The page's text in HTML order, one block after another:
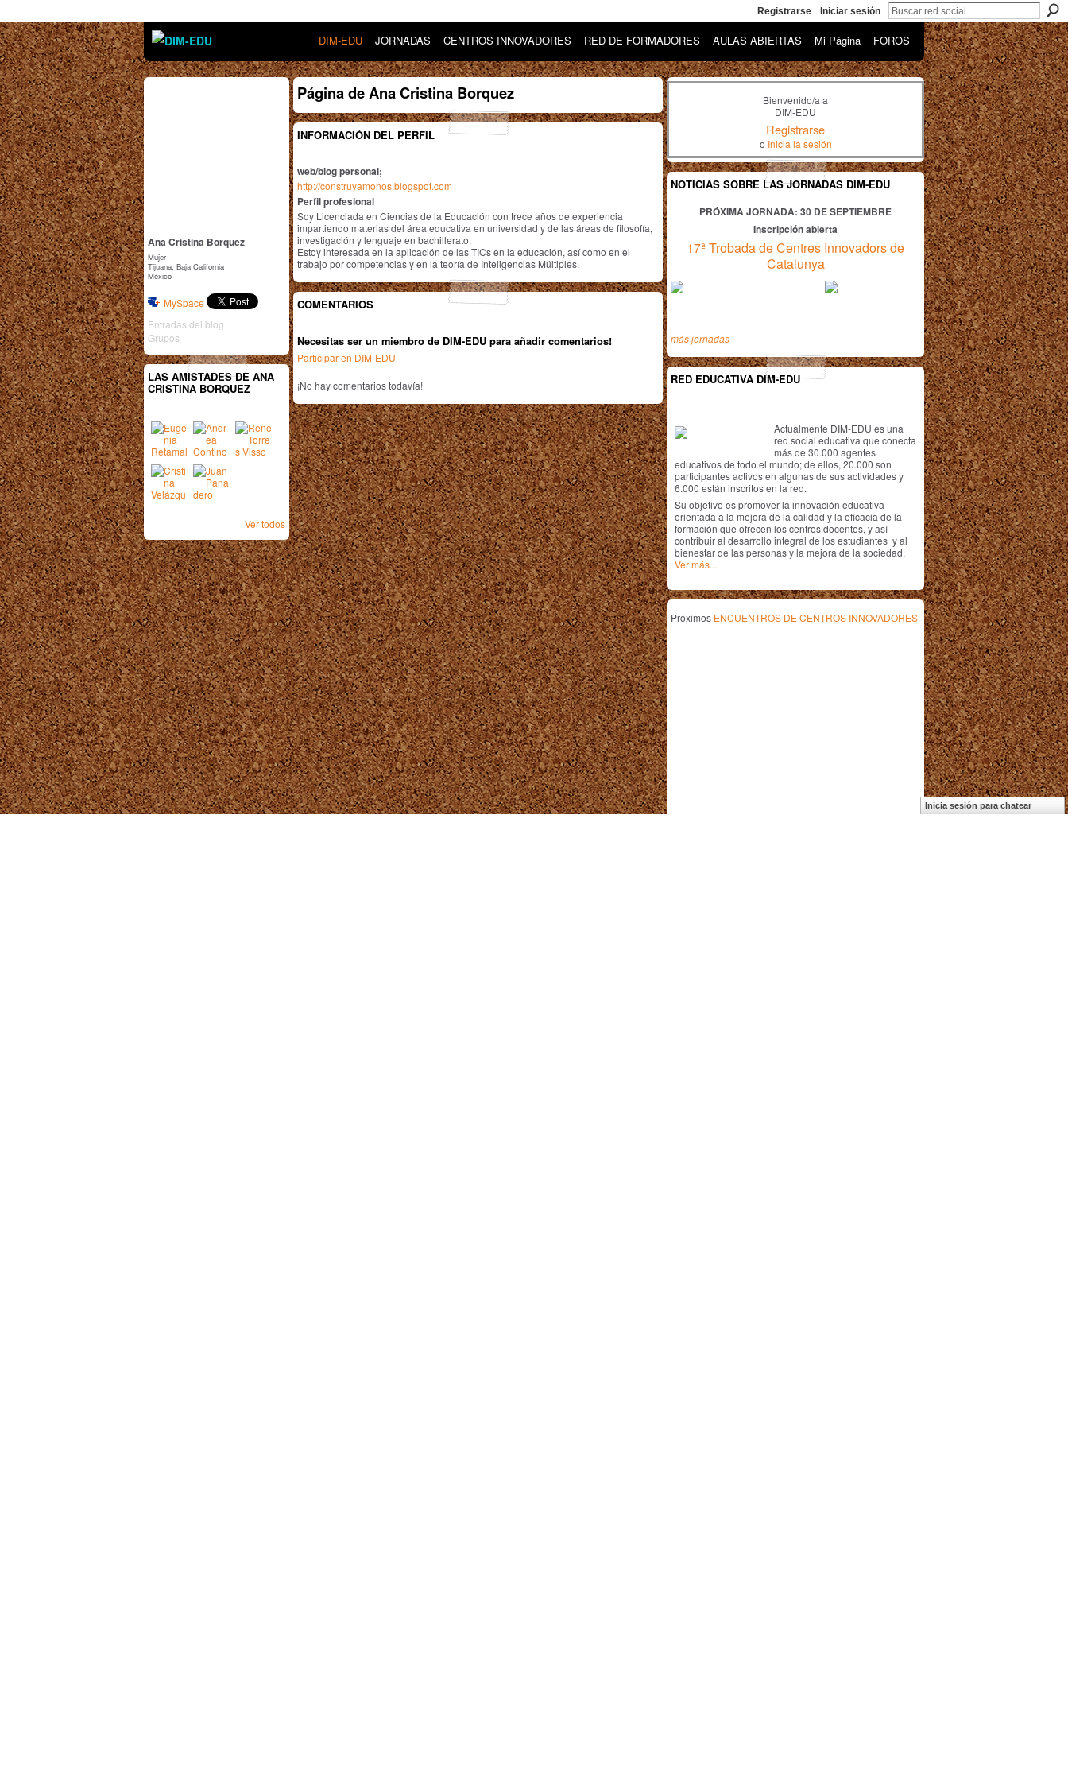
Registrarse Iniciar sesión
DIM-EDU JORNADAS CENTROS INNOVADORES RED DE FORMADORES AULAS ABIERTAS Mi Página FOROS
Ana Cristina Borquez
Mujer
Tijuana, Baja California
México
MySpace
Entradas del blog
Grupos
LAS AMISTADES DE ANA
CRISTINA BORQUEZ
Ver todos
Página de Ana Cristina Borquez
INFORMACIÓN DEL PERFIL
web/blog personal;
http://construyamonos.blogspot.com
Perfil profesional
Soy Licenciada en Ciencias de la Educación con trece años de experiencia
impartiendo materias del área educativa en universidad y de las áreas de filosofía,
investigación y lenguaje en bachillerato.
Estoy interesada en la aplicación de las TICs en la educación, así como en el
trabajo por competencias y en la teoría de Inteligencias Múltiples.
COMENTARIOS
Necesitas ser un miembro de DIM-EDU para añadir comentarios!
Participar en DIM-EDU
¡No hay comentarios todavía!
Bienvenido/a a
DIM-EDU
Registrarse
o Inicia la sesión
NOTICIAS SOBRE LAS JORNADAS DIM-EDU
PRÓXIMA JORNADA: 30 DE SEPTIEMBRE
Inscripción abierta
17ª Trobada de Centres Innovadors de
Catalunya
más jornadas
RED EDUCATIVA DIM-EDU
Actualmente DIM-EDU es una
red social educativa que conecta
más de 30.000 agentes
educativos de todo el mundo; de ellos, 20.000 son
participantes activos en algunas de sus actividades y
6.000 están inscritos en la red.
Su objetivo es promover la innovación educativa
orientada a la mejora de la calidad y la eficacia de la
formación que ofrecen los centros docentes, y así
contribuir al desarrollo integral de los estudiantes y al
bienestar de las personas y la mejora de la sociedad.
Ver más...
Próximos ENCUENTROS DE CENTROS INNOVADORES
Inicia sesión para chatear